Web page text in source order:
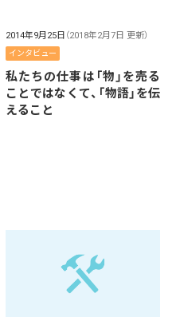
2014年9月25日 （2018年2月7日 更新）
インタビュー
私たちの仕事は「物」を売る
ことではなくて、「物語」を伝
えること